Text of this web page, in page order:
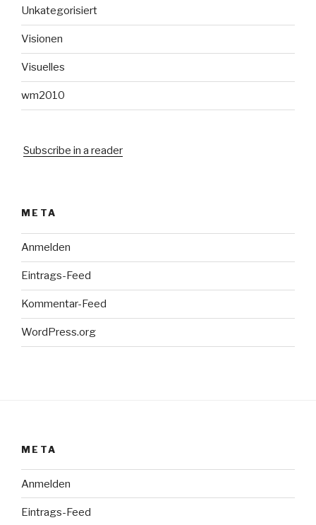
Unkategorisiert
Visionen
Visuelles
wm2010
Subscribe in a reader
META
Anmelden
Eintrags-Feed
Kommentar-Feed
WordPress.org
META
Anmelden
Eintrags-Feed